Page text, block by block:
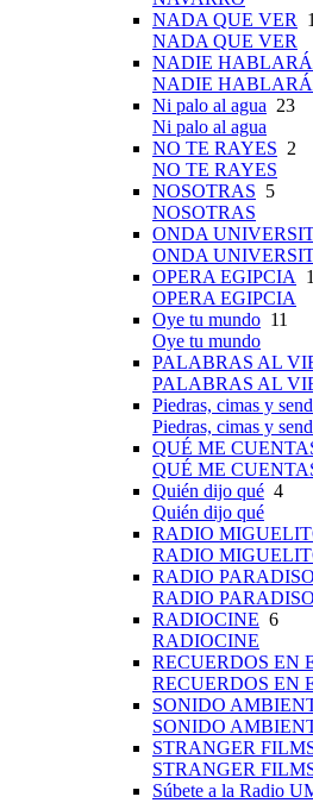
NADA QUE VER
1
NADA QUE VER
NADIE HABLARÁ
NADIE HABLARÁ
Ni palo al agua 23
Ni palo al agua
NO TE RAYES 2
NO TE RAYES
NOSOTRAS 5
NOSOTRAS
ONDA
ONDA
OPERA EGIPCIA
OPERA EGIPCIA
Oye tu mundo 11
Oye tu mundo
PALABRAS AL
PALABRAS AL
Piedras, cimas y
Piedras, cimas y
QUÉ ME
QUÉ ME
Quién dijo qué 4
Quién dijo qué
RADIO
RADIO
RADIO PARADISO
RADIO PARADISO
RADIOCINE 6
RADIOCINE
RECUERDOS EN
RECUERDOS EN
SONIDO
SONIDO
STRANGER
STRANGER
Súbete a la Radio